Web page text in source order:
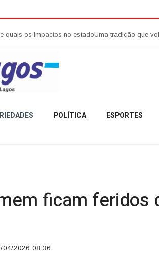
no estadoUma tradição que voltou a reunir a
POLÍTICA ESPORTES
ficam feridos
04/2026 08:36